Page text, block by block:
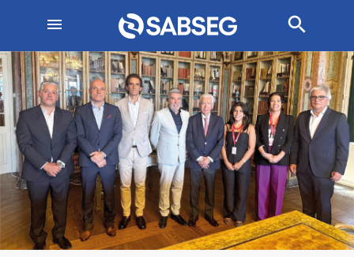
menu search
Noticias/Artigo